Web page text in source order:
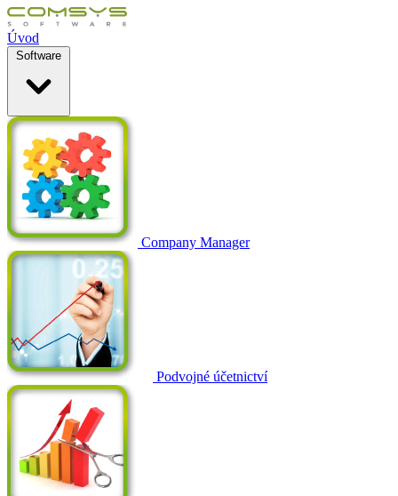
Úvod
Software
Company Manager
Podvojné účetnictví